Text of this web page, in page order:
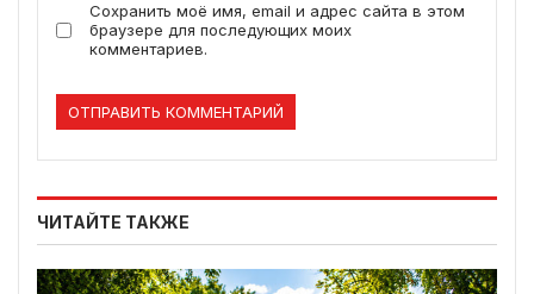
Сохранить моё имя, email и адрес сайта в этом
браузере для последующих моих
комментариев.
ЧИТАЙТЕ ТАКЖЕ